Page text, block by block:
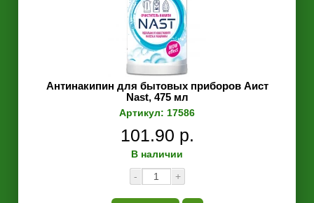
Антинакипин для бытовых приборов Аист
Nast, 475 мл
Артикул: 17586
101.90 р.
В наличии
-
+